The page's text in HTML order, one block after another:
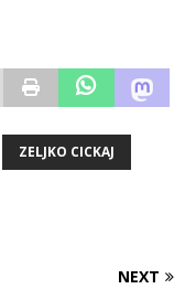
ZELJKO CICKAJ
NEXT